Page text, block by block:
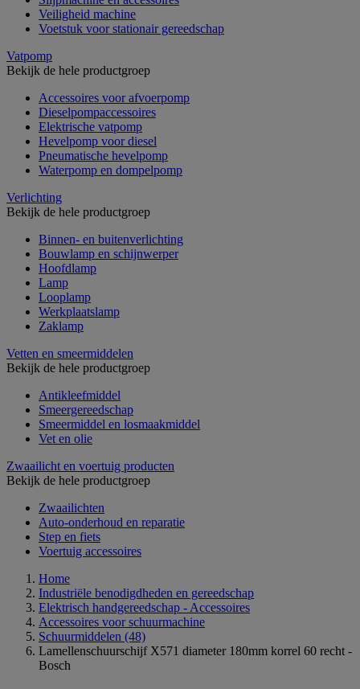
Veiligheid machine
Voetstuk voor stationair gereedschap
Vatpomp
Bekijk de hele productgroep
Accessoires voor afvoerpomp
Dieselpompaccessoires
Elektrische vatpomp
Hevelpomp voor diesel
Pneumatische hevelpomp
Waterpomp en dompelpomp
Verlichting
Bekijk de hele productgroep
Binnen- en buitenverlichting
Bouwlamp en schijnwerper
Hoofdlamp
Lamp
Looplamp
Werkplaatslamp
Zaklamp
Vetten en smeermiddelen
Bekijk de hele productgroep
Antikleefmiddel
Smeergereedschap
Smeermiddel en losmaakmiddel
Vet en olie
Zwaailicht en voertuig producten
Bekijk de hele productgroep
Zwaailichten
Auto-onderhoud en reparatie
Step en fiets
Voertuig accessoires
Home
Industriële benodigdheden en gereedschap
Elektrisch handgereedschap - Accessoires
Accessoires voor schuurmachine
Schuurmiddelen (48)
Lamellenschuurschijf X571 diameter 180mm korrel 60 recht -
Bosch